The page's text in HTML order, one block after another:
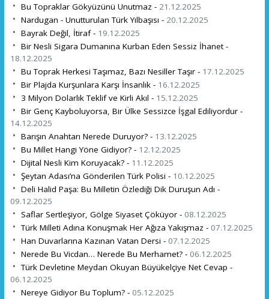
Bu Topraklar Gökyüzünü Unutmaz - 21.12.2025
Nardugan - Unutturulan Türk Yılbaşısı - 20.12.2025
Bayrak Değil, İtiraf - 19.12.2025
Bir Nesli Sigara Dumanına Kurban Eden Sessiz İhanet -
18.12.2025
Bu Toprak Herkesi Taşımaz, Bazı Nesiller Taşır - 17.12.2025
Bir Plajda Kurşunlara Karşı İnsanlık - 16.12.2025
3 Milyon Dolarlık Teklif ve Kirli Akıl - 15.12.2025
Bir Genç Kayboluyorsa, Bir Ülke Sessizce İşgal Ediliyordur -
14.12.2025
Barışın Anahtarı Nerede Duruyor? - 13.12.2025
Bu Millet Hangi Yöne Gidiyor? - 12.12.2025
Dijital Nesli Kim Koruyacak? - 11.12.2025
Şeytan Adası’na Gönderilen Türk Polisi - 10.12.2025
Deli Halid Paşa: Bu Milletin Özlediği Dik Duruşun Adı -
09.12.2025
Saflar Sertleşiyor, Gölge Siyaset Çöküyor - 08.12.2025
Türk Milleti Adına Konuşmak Her Ağıza Yakışmaz - 07.12.2025
Han Duvarlarına Kazınan Vatan Dersi - 07.12.2025
Nerede Bu Vicdan… Nerede Bu Merhamet? - 06.12.2025
Türk Devletine Meydan Okuyan Büyükelçiye Net Cevap -
06.12.2025
Nereye Gidiyor Bu Toplum? - 05.12.2025